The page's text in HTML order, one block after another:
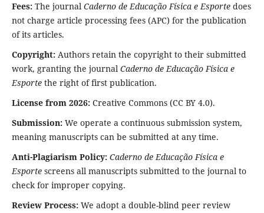
Fees:The journal Caderno de Educação Física e Esportedoes
not charge article processing fees (APC) for the publication
of its articles.
Copyright:Authors retain the copyright to their submitted
work, granting the journal Caderno de Educação Física e
Esportethe right of first publication.
License from 2026:Creative Commons (CC BY 4.0).
Submission:We operate a continuous submission system,
meaning manuscripts can be submitted at any time.
Anti-Plagiarism Policy: Caderno de Educação Física e
Esportescreens all manuscripts submitted to the journal to
check for improper copying.
Review Process:We adopt a double-blind peer review